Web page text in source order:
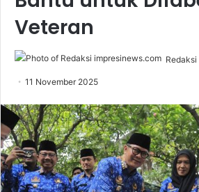
Veteran
11 November 2025